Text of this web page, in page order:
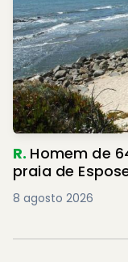
R. Homem de
praia de
8 agosto 2026